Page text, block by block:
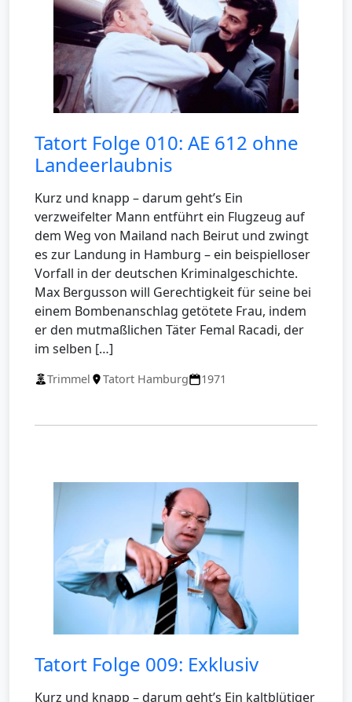
Tatort Folge 010: AE 612 ohne
Landeerlaubnis
Kurz und knapp – darum geht’s Ein
verzweifelter Mann entführt ein Flugzeug auf
dem Weg von Mailand nach Beirut und zwingt
es zur Landung in Hamburg – ein beispielloser
Vorfall in der deutschen Kriminalgeschichte.
Max Bergusson will Gerechtigkeit für seine bei
einem Bombenanschlag getötete Frau, indem
er den mutmaßlichen Täter Femal Racadi, der
im selben […]
Trimmel Tatort Hamburg 1971
Tatort Folge 009: Exklusiv
Kurz und knapp – darum geht’s Ein kaltblütiger